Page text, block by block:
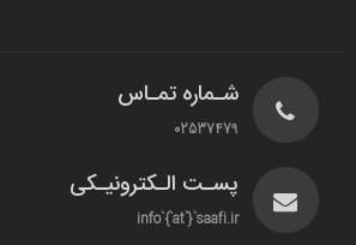
شـماره تمـاس
02537479
پسـت الـکترونیـکی
info`{`at`}`saafi.ir